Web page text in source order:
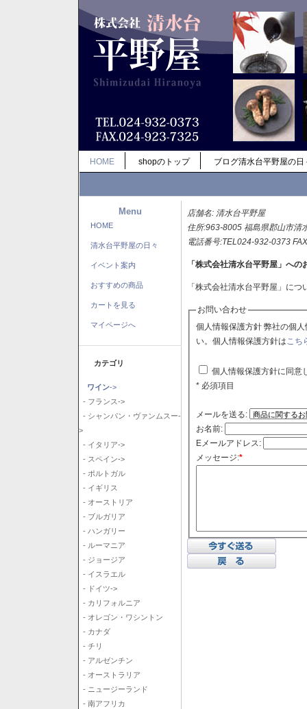
HOME shopのトップ ブログ清水台平野屋の日
Menu
HOME
清水台平野屋の日々
イベント案内
おすすめの商品
カートを見る
マイページへ
カテゴリ
ワイン->
- フランス->
- シャンパン・ヴァンムスー-
>
- イタリア->
- スペイン->
- ポルトガル
- イギリス
- オーストリア
- ブルガリア
- ハンガリー
- ルーマニア
- ジョージア
- イスラエル
- ドイツ->
- カリフォルニア
- オレゴン・ワシントン
- カナダ
- チリ
- アルゼンチン
- オーストラリア
- ニュージーランド
- 南アフリカ
店舗名: 清水台平野屋
住所:963-8005 福島県郡山市清
電話番号:TEL024-932-0373
「株式会社清水台平野屋」への
「株式会社清水台平野屋」に
お問い合わせ
個人情報保護方針 弊社の個人情報保護方針に同意される場合はチェックボックスをクリックしてくださ
い。個人情報保護方針はこち
個人情報保護方針に同意
* 必須項目
メールを送る:
お名前:
Eメールアドレス:
メッセージ:*